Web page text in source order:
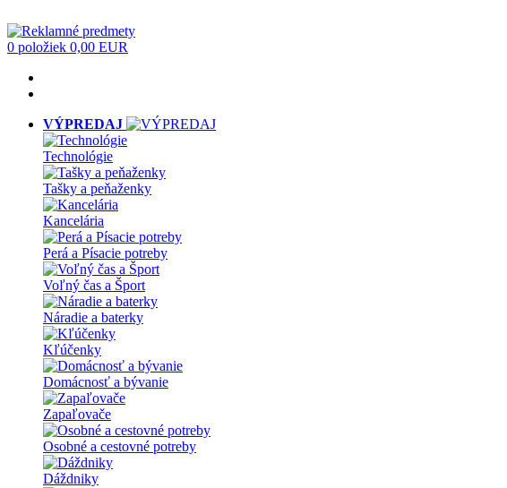
0 položiek 0,00 EUR
VÝPREDAJ
Technológie
Tašky a peňaženky
Kancelária
Perá a Písacie potreby
Voľný čas a Šport
Náradie a baterky
Kľúčenky
Domácnosť a bývanie
Zapaľovače
Osobné a cestovné potreby
Dáždniky